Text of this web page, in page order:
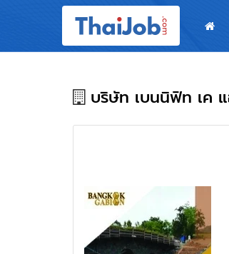
Login
บริษัท เบนนิฟิท เค แ